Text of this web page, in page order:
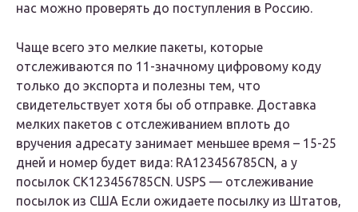
нас можно проверять до поступления в Россию.
Чаще всего это мелкие пакеты, которые
отслеживаются по 11-значному цифровому коду
только до экспорта и полезны тем, что
свидетельствует хотя бы об отправке. Доставка
мелких пакетов с отслеживанием вплоть до
вручения адресату занимает меньшее время – 15-25
дней и номер будет вида: RA123456785CN, а у
посылок CK123456785CN. USPS — отслеживание
посылок из США Если ожидаете посылку из Штатов,